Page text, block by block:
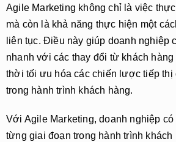
Agile Marketing không chỉ là việc
mà còn là khả năng thực hiện một
liên tục. Điều này giúp doanh nghiệp
nhanh với các thay đổi từ khách
thời tối ưu hóa các chiến lược tiếp thị
trong hành trình khách hàng.
Với Agile Marketing, doanh nghiệp
từng giai đoạn trong hành trình khách